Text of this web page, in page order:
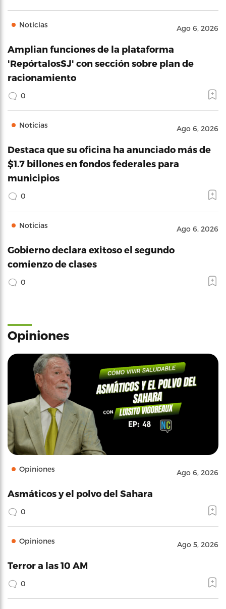
Noticias Ago 6, 2026
Amplian funciones de la plataforma
'RepórtalosSJ' con sección sobre plan de
racionamiento
0
Noticias Ago 6, 2026
Destaca que su oficina ha anunciado más de
$1.7 billones en fondos federales para
municipios
0
Noticias Ago 6, 2026
Gobierno declara exitoso el segundo
comienzo de clases
0
Opiniones
Opiniones Ago 6, 2026
Asmáticos y el polvo del Sahara
0
Opiniones Ago 5, 2026
Terror a las 10 AM
0